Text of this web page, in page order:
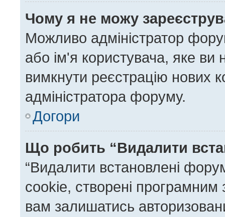
Чому я не можу
Можливо адміністратор
або ім'я користувача, яке ви
вимкнути реєстрацію нових
адміністратора форуму.
Догори
Що робить “Видалити
“Видалити встановлені
cookie, створені
вам залишатись